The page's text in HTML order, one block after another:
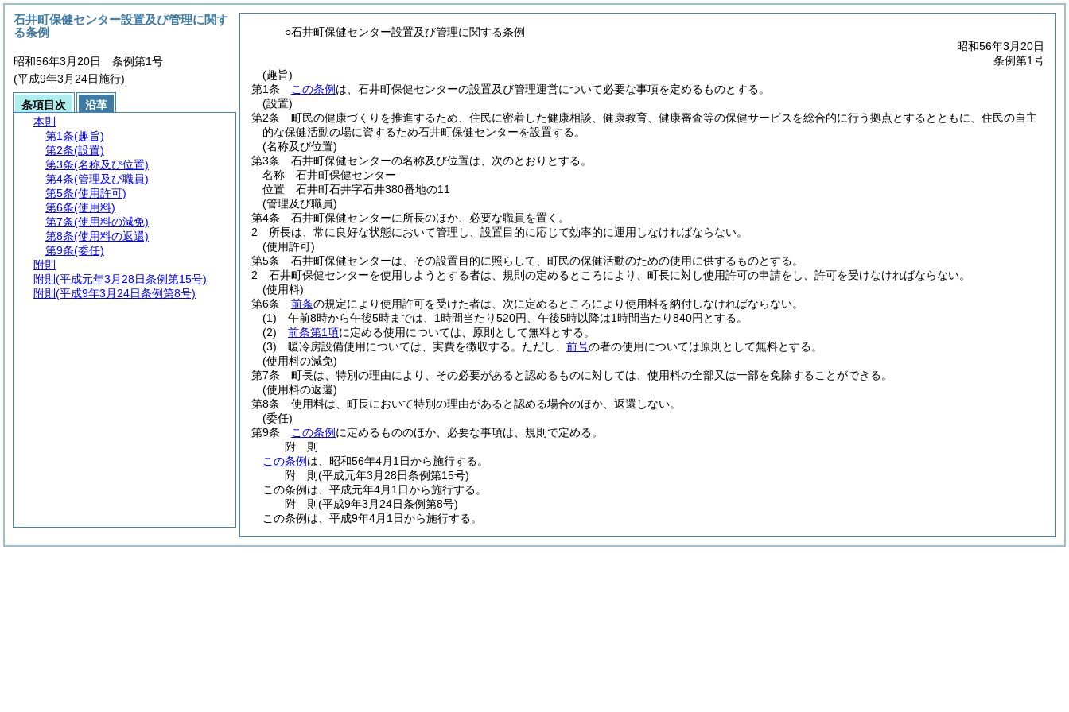
○石井町保健センター設置及び管理に関する条例
昭和56年3月20日
条例第1号
(趣旨)
第1条
この条例 は、石井町保健センターの設置及び管理運営について必要な事項を定めるものとする。
(設置)
第2条
町民の健康づくりを推進するため、住民に密着した健康相談、健康教育、健康審査等の保健サービスを総合的に行う拠点とするとともに、住民の自主
的な保健活動の場に資するため石井町保健センターを設置する。
(名称及び位置)
第3条
石井町保健センターの名称及び位置は、次のとおりとする。
名称 石井町保健センター
位置 石井町石井字石井380番地の11
(管理及び職員)
第4条
石井町保健センターに所長のほか、必要な職員を置く。
2
所長は、常に良好な状態において管理し、設置目的に応じて効率的に運用しなければならない。
(使用許可)
第5条
石井町保健センターは、その設置目的に照らして、町民の保健活動のための使用に供するものとする。
2
石井町保健センターを使用しようとする者は、規則の定めるところにより、町長に対し使用許可の申請をし、許可を受けなければならない。
(使用料)
第6条
前条の規定により使用許可を受けた者は、次に定めるところにより使用料を納付しなければならない。
(1)
午前8時から午後5時までは、1時間当たり520円、午後5時以降は1時間当たり840円とする。
(2)
前条第1項に定める使用については、原則として無料とする。
(3)
暖冷房設備使用については、実費を徴収する。 ただし、 前号の者の使用については原則として無料とする。
(使用料の減免)
第7条
町長は、特別の理由により、その必要があると認めるものに対しては、使用料の全部又は一部を免除することができる。
(使用料の返還)
第8条
使用料は、町長において特別の理由があると認める場合のほか、返還しない。
(委任)
第9条
この条例 に定めるもののほか、必要な事項は、規則で定める。
附 則
この条例 は、昭和56年4月1日から施行する。
附 則(平成元年3月28日条例第15号)
この条例は、平成元年4月1日から施行する。
附 則(平成9年3月24日条例第8号)
この条例は、平成9年4月1日から施行する。
石井町保健センター設置及び管理に関す
る条例
昭和56年3月20日 条例第1号
(平成9年3月24日施行)
条項目次
沿革
本則
第1条(趣旨)
第2条(設置)
第3条(名称及び位置)
第4条(管理及び職員)
第5条(使用許可)
第6条(使用料)
第7条(使用料の減免)
第8条(使用料の返還)
第9条(委任)
附則
附則 (平成元年3月28日条例第15号)
附則 (平成9年3月24日条例第8号)